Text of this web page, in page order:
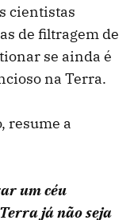
cientistas
de filtragem de
se ainda é
na Terra.
resume a
um céu
já não seja